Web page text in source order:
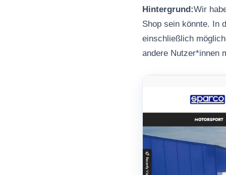
Hintergrund:Wir
Shop sein könnte. In
einschließlich
andere Nutzer*innen